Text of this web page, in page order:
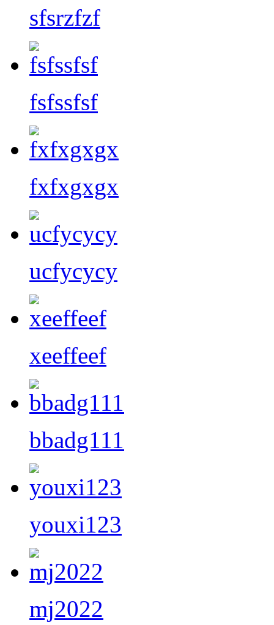
sfsrzfzf
fsfssfsf
fxfxgxgx
ucfycycy
xeeffeef
bbadg111
youxi123
mj2022